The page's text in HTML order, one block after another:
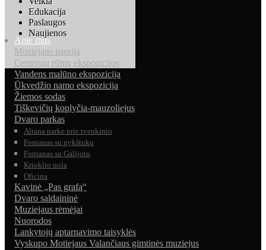
Edukacija
Paslaugos
Naujienos
Apie mus
Muziejaus istorija
Centrinių rūmų ekspozicijos
Vandens malūno ekspozicija
Ūkvedžio namo ekspozicija
Žiemos sodas
Tiškevičių koplyčia-mauzoliejus
Dvaro parkas
Altana parke prie tvenkinio
Fontanas su nykštuku
Fontanas su Galijotu
Krioklio uola
Oficina
Kavinė „Pas grafą“
Dvaro saldaininė
Muziejaus rėmėjai
Nuorodos
Lankytojų aptarnavimo taisyklės
Vyskupo Motiejaus Valančiaus gimtinės muziejus